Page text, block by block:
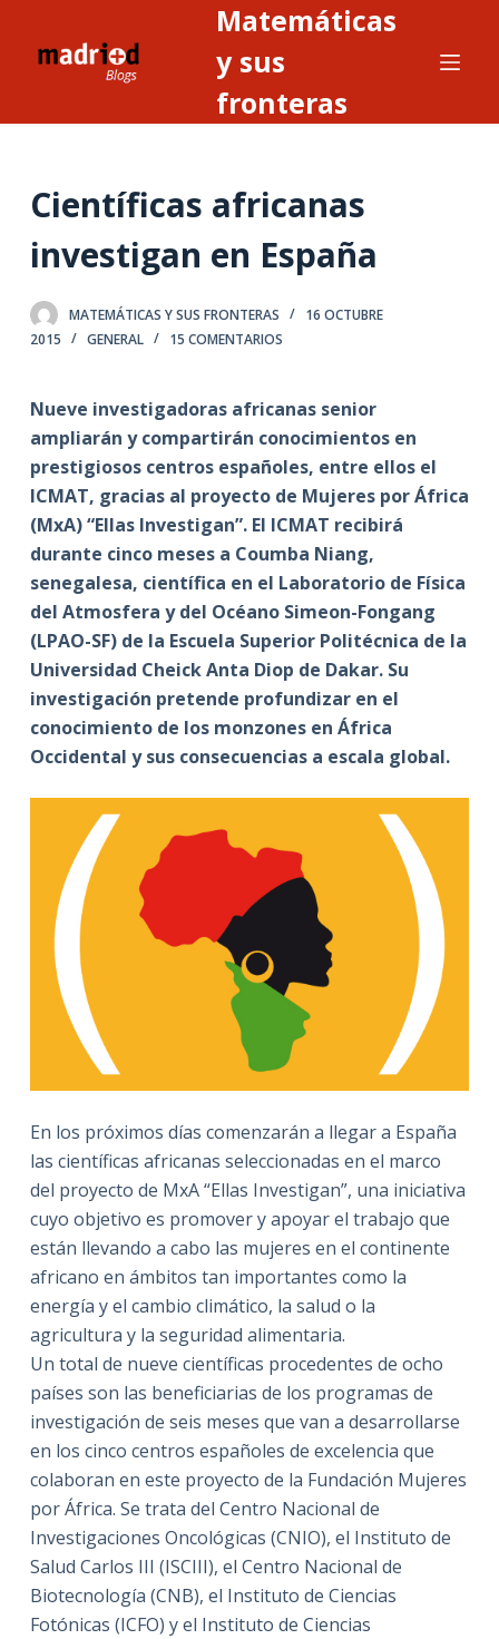
n
n
d
o
Matemáticas
y sus
fronteras
Científicas africanas
investigan en España
MATEMÁTICAS Y SUS FRONTERAS
16 OCTUBRE
2015
GENERAL 15 COMENTARIOS
Nueve investigadoras africanas senior
ampliarán y compartirán conocimientos en
prestigiosos centros españoles, entre ellos el
ICMAT, gracias al proyecto de Mujeres por África
(MxA) “Ellas Investigan”. El ICMAT recibirá
durante cinco meses a Coumba Niang,
senegalesa, científica en el Laboratorio de Física
del Atmosfera y del Océano Simeon-Fongang
(LPAO-SF) de la Escuela Superior Politécnica de la
Universidad Cheick Anta Diop de Dakar. Su
investigación pretende profundizar en el
conocimiento de los monzones en África
Occidental y sus consecuencias a escala global.
En los próximos días comenzarán a llegar a España
las científicas africanas seleccionadas en el marco
del proyecto de MxA “Ellas Investigan”, una iniciativa
cuyo objetivo es promover y apoyar el trabajo que
están llevando a cabo las mujeres en el continente
africano en ámbitos tan importantes como la
energía y el cambio climático, la salud o la
agricultura y la seguridad alimentaria.
Un total de nueve científicas procedentes de ocho
países son las beneficiarias de los programas de
investigación de seis meses que van a desarrollarse
en los cinco centros españoles de excelencia que
colaboran en este proyecto de la Fundación Mujeres
por África. Se trata del Centro Nacional de
Investigaciones Oncológicas (CNIO), el Instituto de
Salud Carlos III (ISCIII), el Centro Nacional de
Biotecnología (CNB), el Instituto de Ciencias
Fotónicas (ICFO) y el Instituto de Ciencias